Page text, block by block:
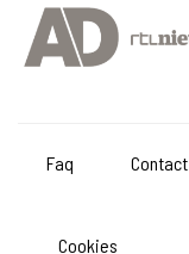
Faq Contact
Cookies